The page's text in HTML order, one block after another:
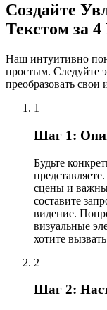
Создайте
Текстом за
Наш интуитивно
простым. Следуйте
преобразовать
1
Шаг 1:
Будьте
сцены и
составите
видение.
визуальные
хотите
2
Шаг 2: